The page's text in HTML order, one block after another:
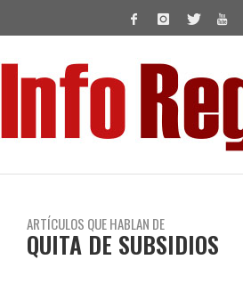
ARTÍCULOS QUE HABLAN DE
QUITA DE SUBSIDIOS